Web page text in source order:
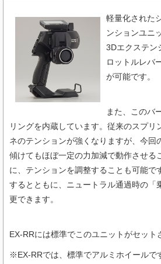
軽量化された
ンションユニ
3Dエクステン
ロットルレバ
が可能です。
また、このバ
リングを内蔵しています。 従来のスプリ
ネのテンションが強くなりますが、今回
傾けてもほぼ一定の力加減で動作させる
に、テンションを調整することも可能で
するとともに、ニュートラル通過時の「
更できます。
EX-RRには標準でこのユニットがセット
※EX-RRでは、 標準でアルミホイールで